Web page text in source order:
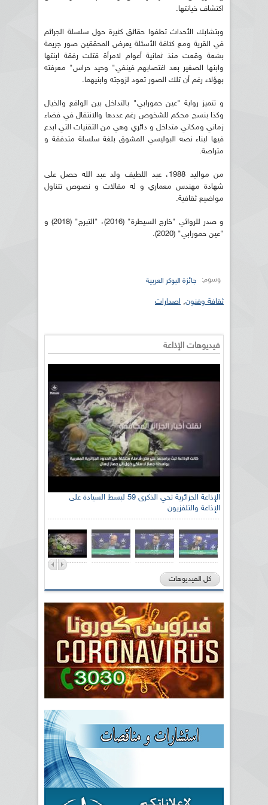
اكتشاف خيانتها.
وبتشابك الأحداث تطفوا حقائق كثيرة حول سلسلة الجرائم
في القرية ومع كثافة الأسئلة يعرض المحققين صور جريمة
بشعة وقعت منذ ثمانية أعوام لامرأة قتلت رفقة ابنتها
وابنها الصغير بعد اغتصابهم فينفي" وحيد حراس" معرفته
بهؤلاء رغم أن تلك الصور تعود لزوجته وابنيهما.
و تتميز رواية "عين حمورابي" بالتداخل بين الواقع والخيال
وكذا بنسج محكم للشخوص رغم عددها والانتقال في فضاء
زماني ومكاني متداخل و دائري وهي من التقنيات التي ابدع
فيها لبناء نصه البوليسي المشوق بلغة سلسلة متدفقة و
متراصة.
من مواليد 1988، عبد اللطيف ولد عبد الله حصل على
شهادة مهندس معماري و له مقالات و نصوص تتناول
مواضيع ثقافية.
و صدر للروائي "خارج السيطرة" (2016)، "التبرج" (2018) و
"عين حمورابي" (2020).
وسوم: جائزة البوكر العربية
ثقافة وفنون, اصدارات
فيديوهات الإذاعة
الإذاعة الجزائرية تحي الذكرى 59 لبسط السيادة على
الإذاعة والتلفزيون
كل الفيديوهات